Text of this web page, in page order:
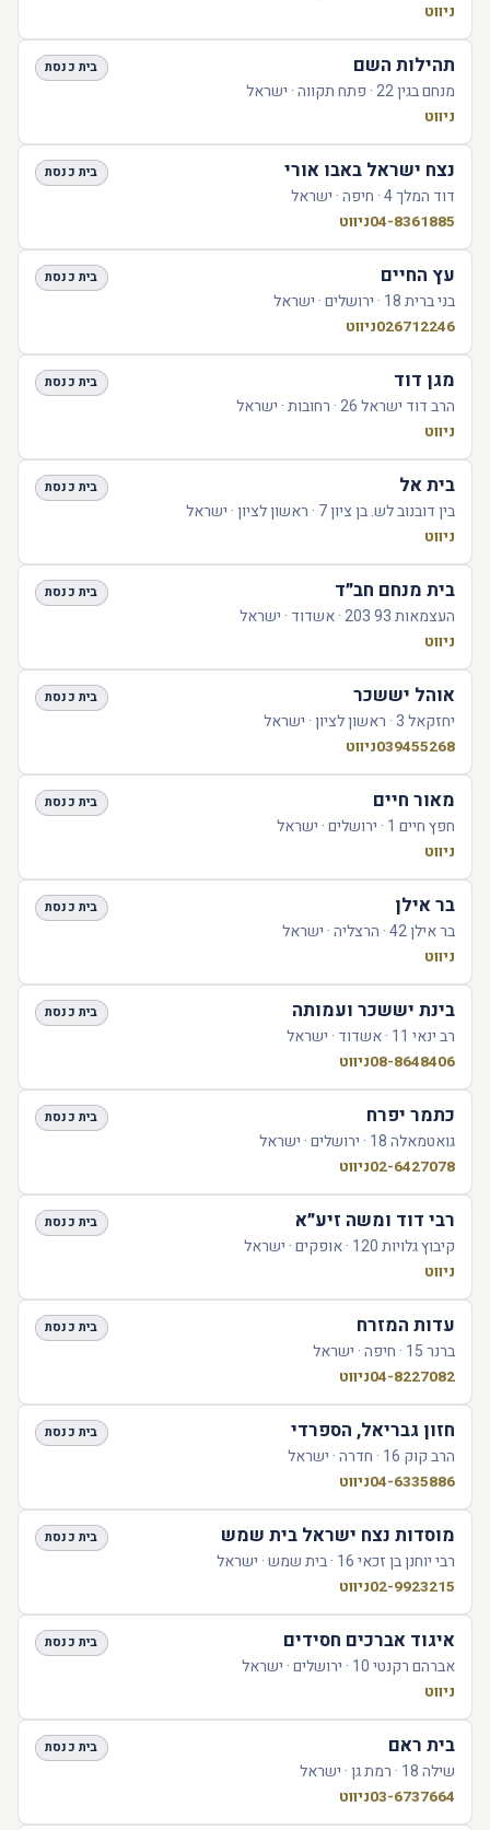
ניווט
תהילות השם בית כנסת
מנחם בגין 22 · פתח תקווה · ישראל
ניווט
נצח ישראל באבו אורי בית כנסת
דוד המלך 4 · חיפה · ישראל
04-8361885ניווט
עץ החיים בית כנסת
בני ברית 18 · ירושלים · ישראל
026712246ניווט
מגן דוד בית כנסת
הרב דוד ישראל 26 · רחובות · ישראל
ניווט
בית אל בית כנסת
בין דובנוב לש. בן ציון 7 · ראשון לציון · ישראל
ניווט
בית מנחם חב״ד בית כנסת
העצמאות 93 203 · אשדוד · ישראל
ניווט
אוהל יששכר בית כנסת
יחזקאל 3 · ראשון לציון · ישראל
039455268ניווט
מאור חיים בית כנסת
חפץ חיים 1 · ירושלים · ישראל
ניווט
בר אילן בית כנסת
בר אילן 42 · הרצליה · ישראל
ניווט
בינת יששכר ועמותה בית כנסת
רב ינאי 11 · אשדוד · ישראל
08-8648406ניווט
כתמר יפרח בית כנסת
גואטמאלה 18 · ירושלים · ישראל
02-6427078ניווט
רבי דוד ומשה זיע״א בית כנסת
קיבוץ גלויות 120 · אופקים · ישראל
ניווט
עדות המזרח בית כנסת
ברנר 15 · חיפה · ישראל
04-8227082ניווט
חזון גבריאל, הספרדי בית כנסת
הרב קוק 16 · חדרה · ישראל
04-6335886ניווט
מוסדות נצח ישראל בית שמש בית כנסת
רבי יוחנן בן זכאי 16 · בית שמש · ישראל
02-9923215ניווט
איגוד אברכים חסידים בית כנסת
אברהם רקנטי 10 · ירושלים · ישראל
ניווט
בית ראם בית כנסת
שילה 18 · רמת גן · ישראל
03-6737664ניווט